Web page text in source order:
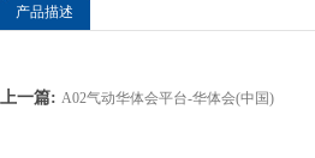
产品描述
上一篇: A02气动华体会平台-华体会(中国)